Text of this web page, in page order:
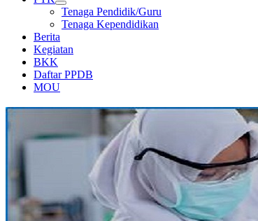
Tenaga Pendidik/Guru
Tenaga Kependidikan
Berita
Kegiatan
BKK
Daftar PPDB
MOU
LABORATORIUM KIMIA